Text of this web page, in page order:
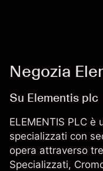
Negozia
Su Elementis plc
ELEMENTIS PLC
specializzati con
opera attraverso
Specializzati,